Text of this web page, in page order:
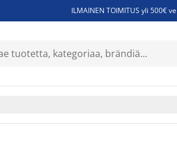
ILMAINEN TOIMITUS yli 500€
Sijauspatjoja